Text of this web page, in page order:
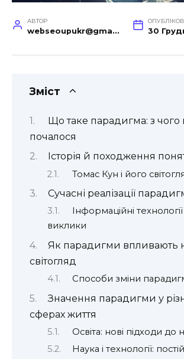
АВТОР
webseoupukr@gmail.com 30
Зміст
Що таке парадигма: з чого
почалося
Історія й походження
Томас Кун і його
Сучасні реалізації
Інформаційні
виклики
Як парадигми впливають
світогляд
Способи зміни
Значення парадигми у
сферах життя
Освіта: нові підходи до
Наука і технології: